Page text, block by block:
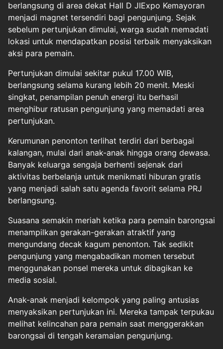
berlangsung di area dekat Hall D JIExpo Kemayoran
menjadi magnet tersendiri bagi pengunjung. Sejak
sebelum pertunjukan dimulai, warga sudah memadati
lokasi untuk mendapatkan posisi terbaik menyaksikan
aksi para pemain.
Pertunjukan dimulai sekitar pukul 17.00 WIB,
berlangsung selama kurang lebih 20 menit. Meski
singkat, penampilan penuh energi itu berhasil
menghibur ratusan pengunjung yang memadati area
pertunjukan.
Kerumunan penonton terlihat terdiri dari berbagai
kalangan, mulai dari anak-anak hingga orang dewasa.
Banyak keluarga sengaja berhenti sejenak dari
aktivitas berbelanja untuk menikmati hiburan gratis
yang menjadi salah satu agenda favorit selama PRJ
berlangsung.
Suasana semakin meriah ketika para pemain barongsai
menampilkan gerakan-gerakan atraktif yang
mengundang decak kagum penonton. Tak sedikit
pengunjung yang mengabadikan momen tersebut
menggunakan ponsel mereka untuk dibagikan ke
media sosial.
Anak-anak menjadi kelompok yang paling antusias
menyaksikan pertunjukan ini. Mereka tampak terpukau
melihat kelincahan para pemain saat menggerakkan
barongsai di tengah keramaian pengunjung.